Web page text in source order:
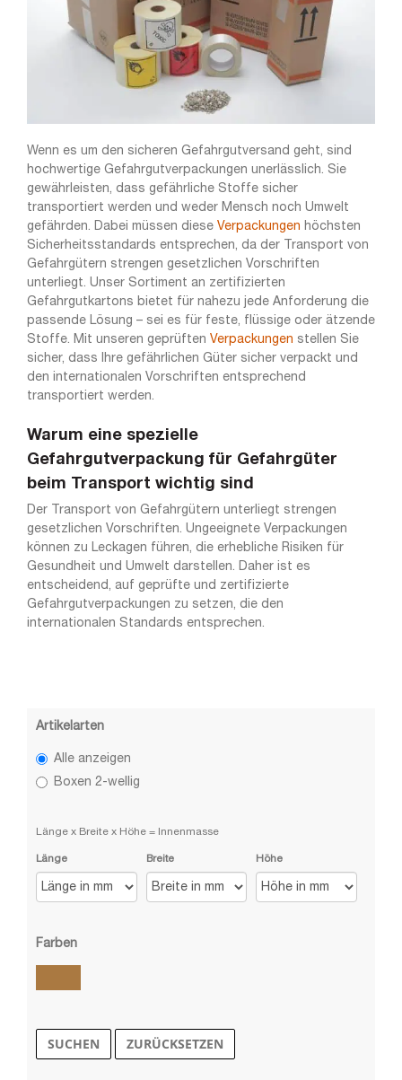
Wenn es um den sicheren Gefahrgutversand geht, sind
hochwertige Gefahrgutverpackungen unerlässlich. Sie
gewährleisten, dass gefährliche Stoffe sicher
transportiert werden und weder Mensch noch Umwelt
gefährden. Dabei müssen diese Verpackungen höchsten
Sicherheitsstandards entsprechen, da der Transport von
Gefahrgütern strengen gesetzlichen Vorschriften
unterliegt. Unser Sortiment an zertifizierten
Gefahrgutkartons bietet für nahezu jede Anforderung die
passende Lösung – sei es für feste, flüssige oder ätzende
Stoffe. Mit unseren geprüften Verpackungen stellen Sie
sicher, dass Ihre gefährlichen Güter sicher verpackt und
den internationalen Vorschriften entsprechend
transportiert werden.
Warum eine spezielle
Gefahrgutverpackung für Gefahrgüter
beim Transport wichtig sind
Der Transport von Gefahrgütern unterliegt strengen
gesetzlichen Vorschriften. Ungeeignete Verpackungen
können zu Leckagen führen, die erhebliche Risiken für
Gesundheit und Umwelt darstellen. Daher ist es
entscheidend, auf geprüfte und zertifizierte
Gefahrgutverpackungen zu setzen, die den
internationalen Standards entsprechen.
Artikelarten
Alle anzeigen
Boxen 2-wellig
Länge x Breite x Höhe = Innenmasse
Länge Breite Höhe
Farben
SUCHEN ZURÜCKSETZEN